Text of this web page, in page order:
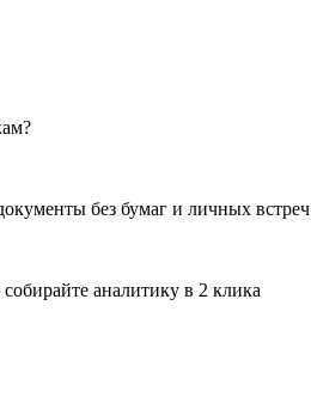
без бумаг и личных встреч
аналитику в 2 клика